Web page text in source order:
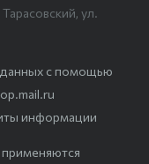
ул.
данных с помощью
информации